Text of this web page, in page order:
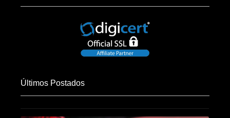
Últimos Postados